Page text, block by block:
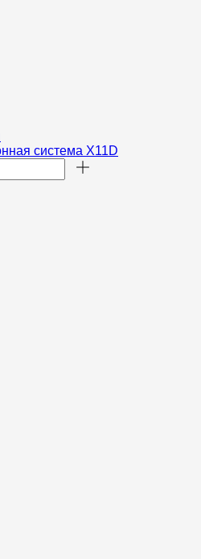
система X11D